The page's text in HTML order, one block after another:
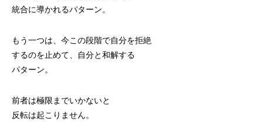
統合に導かれるパターン。
もう一つは、今この段階で自分を拒絶
するのを止めて、自分と和解する
パターン。
前者は極限までいかないと
反転は起こりません。